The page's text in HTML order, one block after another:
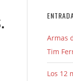
Armas
Tim
Los 12